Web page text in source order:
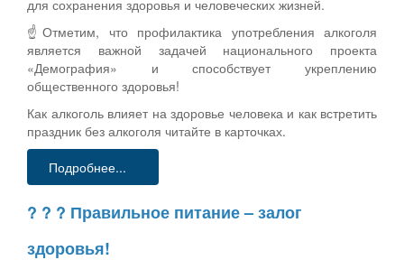
для сохранения здоровья и человеческих жизней.
☝Отметим, что профилактика употребления алкоголя
является важной задачей национального проекта
«Демография» и способствует укреплению
общественного здоровья!
Как алкоголь влияет на здоровье человека и как встретить
праздник без алкоголя читайте в карточках.
Подробнее...
? ? ? Правильное питание – залог
здоровья!